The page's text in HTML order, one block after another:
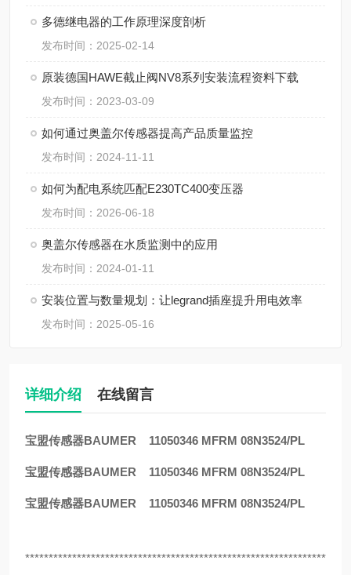
多德继电器的工作原理深度剖析
发布时间：2025-02-14
原装德国HAWE截止阀NV8系列安装流程资料下载
发布时间：2023-03-09
如何通过奥盖尔传感器提高产品质量监控
发布时间：2024-11-11
如何为配电系统匹配E230TC400变压器
发布时间：2026-06-18
奥盖尔传感器在水质监测中的应用
发布时间：2024-01-11
安装位置与数量规划：让legrand插座提升用电效率
发布时间：2025-05-16
详细介绍 在线留言
宝盟传感器BAUMER 11050346 MFRM 08N3524/PL
宝盟传感器BAUMER 11050346 MFRM 08N3524/PL
宝盟传感器BAUMER 11050346 MFRM 08N3524/PL
****************************************************************